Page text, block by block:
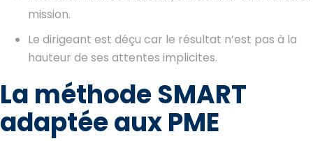
mission.
Le dirigeant est déçu car le résultat n’est pas à la
hauteur de ses attentes implicites.
La méthode SMART
adaptée aux PME